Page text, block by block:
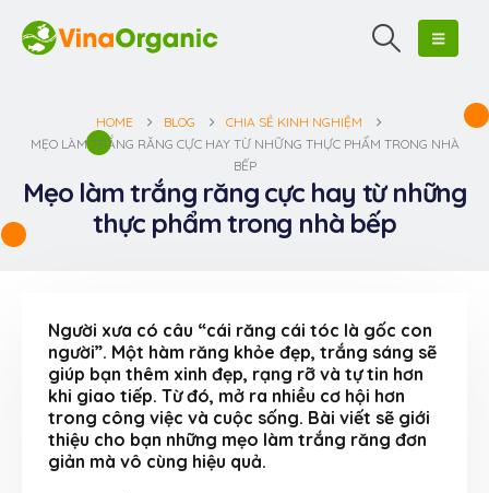
HOME BLOG
CHIA SẺ KINH NGHIỆM
MẸO LÀM TRẮNG RĂNG CỰC HAY TỪ NHỮNG THỰC PHẨM TRONG NHÀ
BẾP
Mẹo làm trắng răng cực hay từ những
thực phẩm trong nhà bếp
Người xưa có câu “cái răng cái tóc là gốc con
người”. Một hàm răng khỏe đẹp, trắng sáng sẽ
giúp bạn thêm xinh đẹp, rạng rỡ và tự tin hơn
khi giao tiếp. Từ đó, mở ra nhiều cơ hội hơn
trong công việc và cuộc sống. Bài viết sẽ giới
thiệu cho bạn những mẹo làm trắng răng đơn
giản mà vô cùng hiệu quả.